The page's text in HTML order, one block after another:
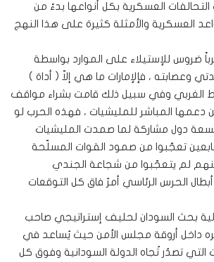
التحالفات العسكرية بكل أنواعها بدءً من
العسكرية والأمثلة كثيرة على هذا النهج
ضروس للإستيلاء على الموارد بواسطة
وعصابته ، فإلإمارات ما هي إلاّ ( أداة )
الغربي وفي سبيل ذلك قامت بشراء مواقف
المباشر للمليشيات ، فهذه الحرب لو
دول مشاركة لما صمدت المليشيات
تعجّبوا من صمود القوات المسلّحة
لم يتعجّبوا من شجاعة الجندي
الحرس الرئاسي أمرٌ فاق كل التوقعات
بحث السودان لحليف إستراتيجي صاحب
داخل أروقة مجلس الأمن حيث يُساعد في
التي تصدُر تُجاه الدولة السودانية وفوق كل